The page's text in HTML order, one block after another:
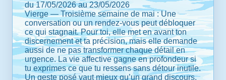
du 17/05/2026 au 23/05/2026
Vierge — Troisième semaine de mai : Une
conversation ou un rendez-vous peut débloquer
ce qui stagnait. Pour toi, elle met en avant ton
discernement et ta précision, mais elle demande
aussi de ne pas transformer chaque détail en
urgence. La vie affective gagne en profondeur si
tu exprimes ce que tu ressens sans détour inutile.
Un geste posé vaut mieux qu’un grand discours.